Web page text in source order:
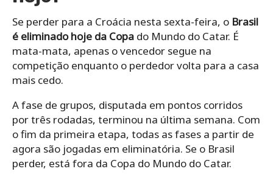
Se perder para a Croácia nesta sexta-feira, o Brasil
é eliminado hoje da Copa do Mundo do Catar. É
mata-mata, apenas o vencedor segue na
competição enquanto o perdedor volta para a casa
mais cedo.
A fase de grupos, disputada em pontos corridos
por três rodadas, terminou na última semana. Com
o fim da primeira etapa, todas as fases a partir de
agora são jogadas em eliminatória. Se o Brasil
perder, está fora da Copa do Mundo do Catar.